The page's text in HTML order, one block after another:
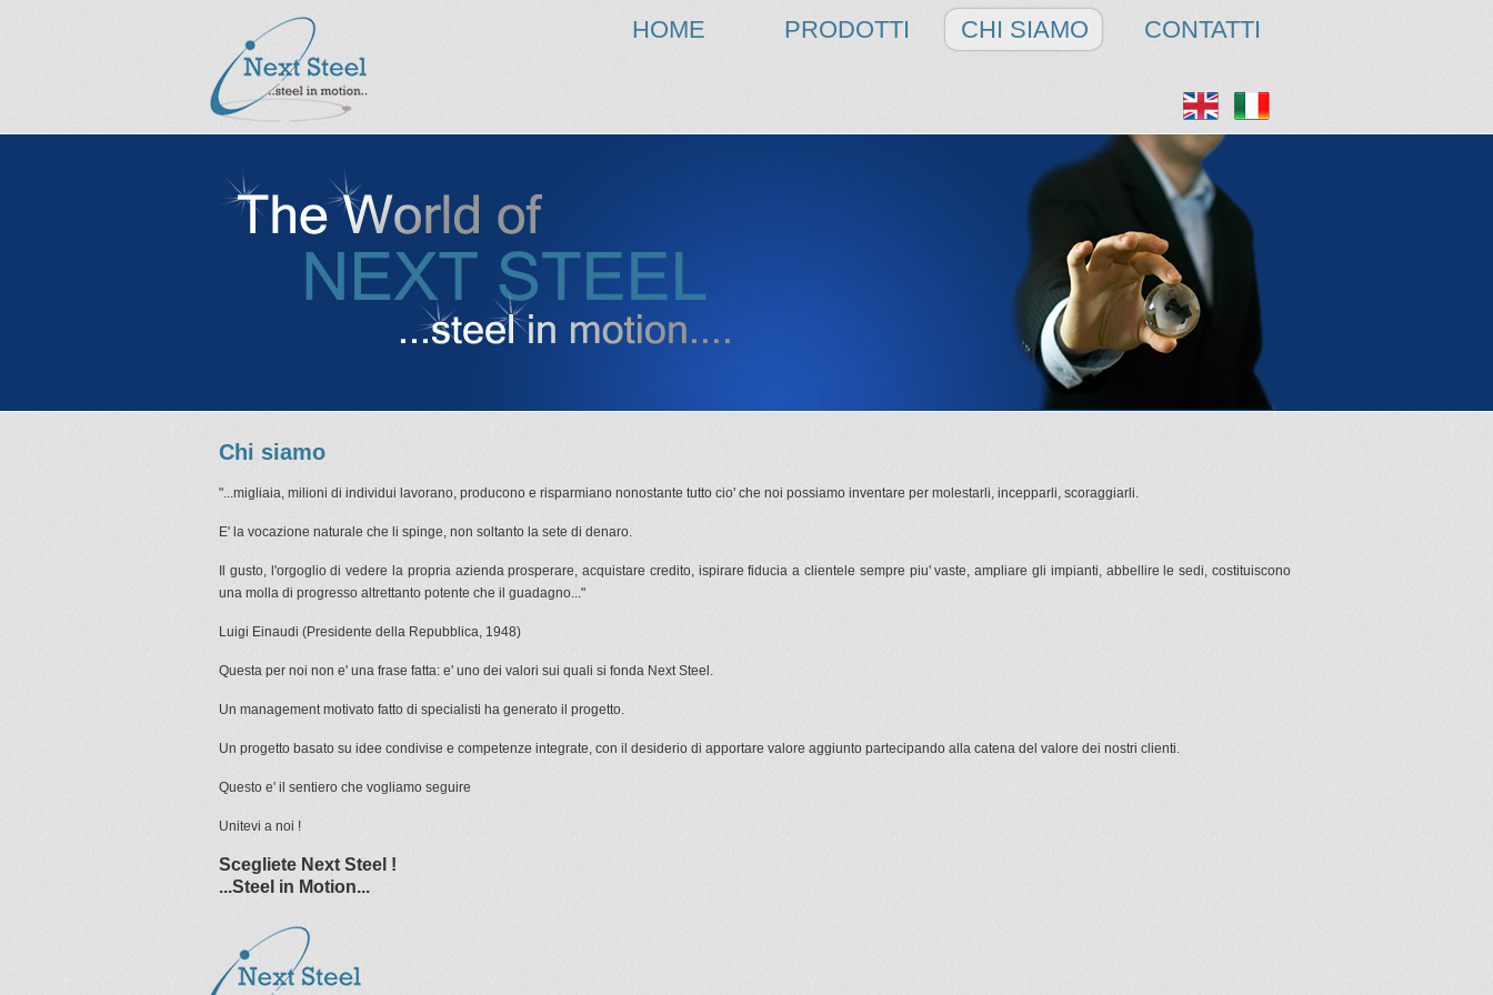
HOME PRODOTTI CHI SIAMO CONTATTI
Chi siamo
"...migliaia, milioni di individui lavorano, producono e risparmiano nonostante tutto cio' che noi possiamo inventare per molestarli, incepparli, scoraggiarli.
E' la vocazione naturale che li spinge, non soltanto la sete di denaro.
Il gusto, l'orgoglio di vedere la propria azienda prosperare, acquistare credito, ispirare fiducia a clientele sempre piu' vaste, ampliare gli impianti, abbellire le sedi, costituiscono
una molla di progresso altrettanto potente che il guadagno..."
Luigi Einaudi (Presidente della Repubblica, 1948)
Questa per noi non e' una frase fatta: e' uno dei valori sui quali si fonda Next Steel.
Un management motivato fatto di specialisti ha generato il progetto.
Un progetto basato su idee condivise e competenze integrate, con il desiderio di apportare valore aggiunto partecipando alla catena del valore dei nostri clienti.
Questo e' il sentiero che vogliamo seguire
Unitevi a noi !
Scegliete Next Steel !
...Steel in Motion...